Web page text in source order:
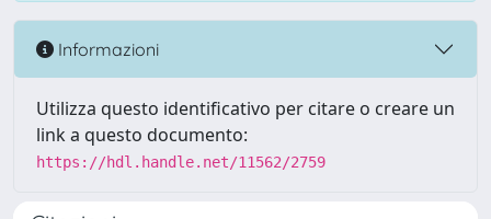
Informazioni
Utilizza questo identificativo per citare o creare un
link a questo documento:
https://hdl.handle.net/11562/2759